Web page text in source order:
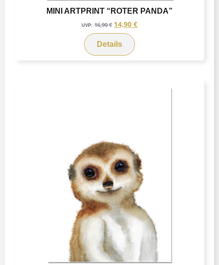
MINI ARTPRINT “ROTER PANDA”
UVP: 16,90€ 14,90 €
Details